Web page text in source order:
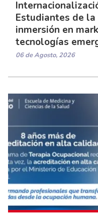
Estudiantes de la
inmersión en
tecnologías
06 de Agosto, 2026